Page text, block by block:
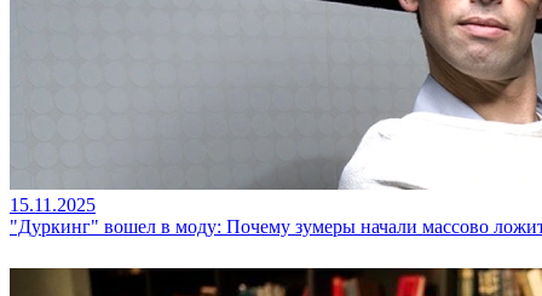
15.11.2025
"Дуркинг" вошел в моду: Почему зумеры начали массово